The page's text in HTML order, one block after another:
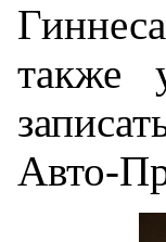
также
Авто-